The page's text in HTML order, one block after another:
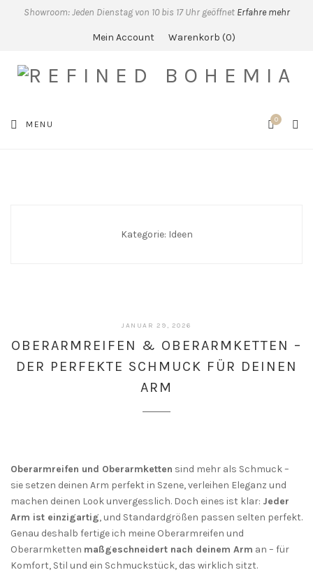
Showroom: Jeden Dienstag von 10 bis 17 Uhr geöffnet Erfahre mehr
Mein Account Warenkorb 0
MENU 0
Kategorie: Ideen
JANUAR 29, 2026
OBERARMREIFEN & OBERARMKETTEN –
DER PERFEKTE SCHMUCK FÜR DEINEN
ARM
Oberarmreifen und Oberarmketten sind mehr als Schmuck –
sie setzen deinen Arm perfekt in Szene, verleihen Eleganz und
machen deinen Look unvergesslich. Doch eines ist klar: Jeder
Arm ist einzigartig, und Standardgrößen passen selten perfekt.
Genau deshalb fertige ich meine Oberarmreifen und
Oberarmketten maßgeschneidert nach deinem Arm an – für
Komfort, Stil und ein Schmuckstück, das wirklich sitzt.